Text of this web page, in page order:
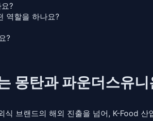
?
역할을 하나요?
?
몽탄과 파운더스유니
식 브랜드의 해외 진출을 넘어, K-Food